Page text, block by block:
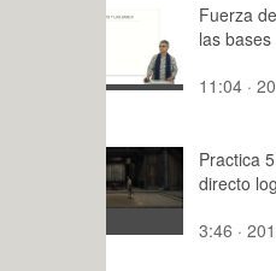
Fuerza de los ácidos y
las bases
11:04 · 2017
Practica 5 B - Sonido
directo logic
3:46 · 2017